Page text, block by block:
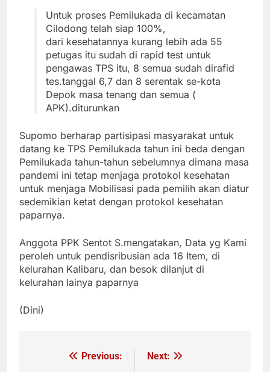
Untuk proses Pemilukada di kecamatan
Cilodong telah siap 100%,
dari kesehatannya kurang lebih ada 55
petugas itu sudah di rapid test untuk
pengawas TPS itu, 8 semua sudah dirafid
tes.tanggal 6,7 dan 8 serentak se-kota
Depok masa tenang dan semua (
APK).diturunkan
Supomo berharap partisipasi masyarakat untuk
datang ke TPS Pemilukada tahun ini beda dengan
Pemilukada tahun-tahun sebelumnya dimana masa
pandemi ini tetap menjaga protokol kesehatan
untuk menjaga Mobilisasi pada pemilih akan diatur
sedemikian ketat dengan protokol kesehatan
paparnya.
Anggota PPK Sentot S.mengatakan, Data yg Kami
peroleh untuk pendisribusian ada 16 Item, di
kelurahan Kalibaru, dan besok dilanjut di
kelurahan lainya paparnya
(Dini)
NavigasiPrevious:
Next: